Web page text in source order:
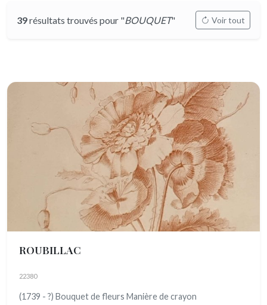
39résultats trouvés pour "BOUQUET" Voir tout
ROUBILLAC
22380
(1739 - ?) Bouquet de fleurs Manière de crayon